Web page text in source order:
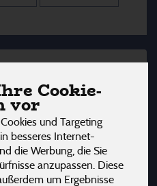
Cookie-
vor
und Targeting
besseres Internet-
die Werbung, die Sie
anzupassen. Diese
um Ergebnisse